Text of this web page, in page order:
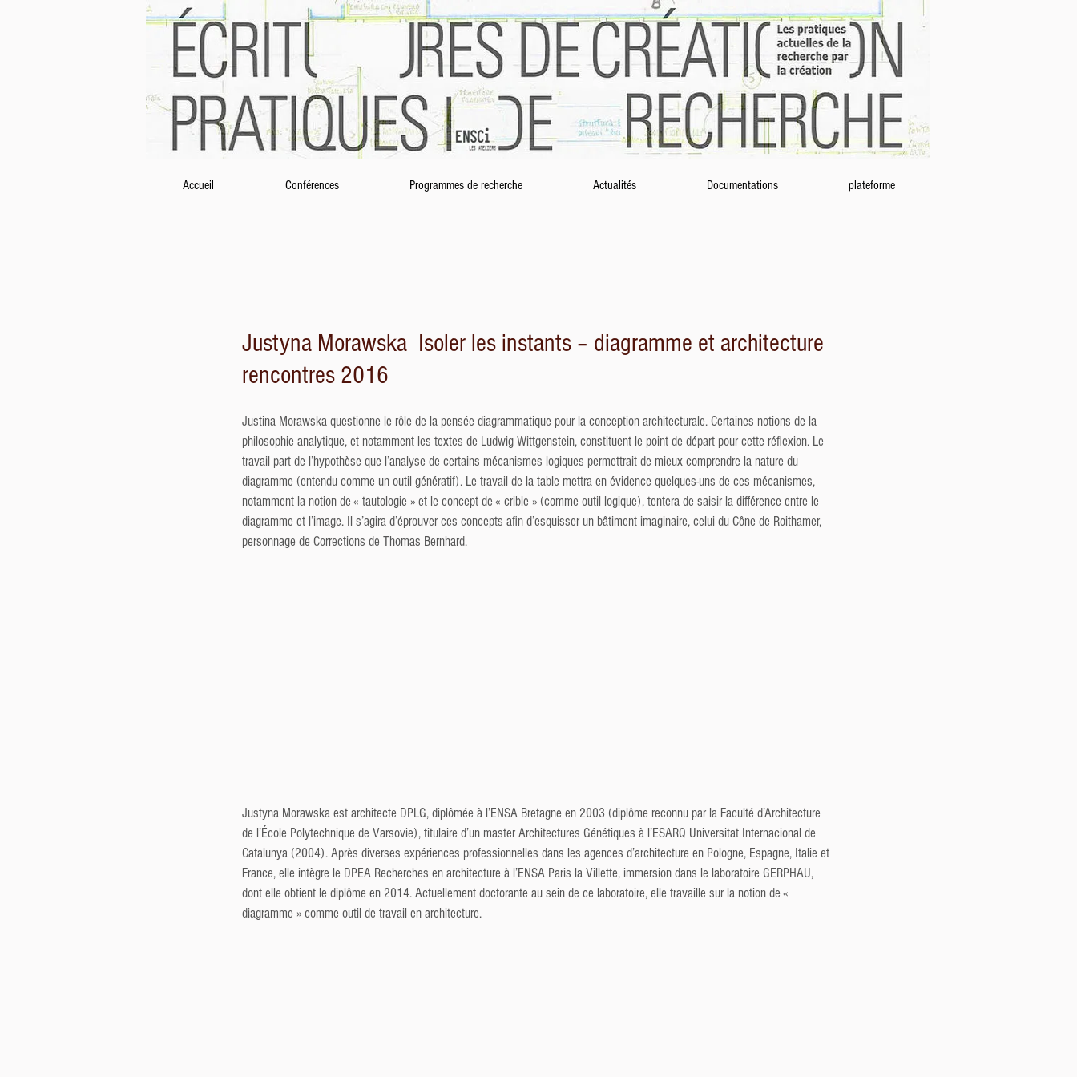
Accueil Conférences Programmes de recherche Actualités Documentations plateforme
Justyna Morawska Isoler les instants – diagramme et architecture
rencontres 2016
Justina Morawska questionne le rôle de la pensée diagrammatique pour la conception architecturale. Certaines notions de la
philosophie analytique, et notamment les textes de Ludwig Wittgenstein, constituent le point de départ pour cette réflexion. Le
travail part de l’hypothèse que l’analyse de certains mécanismes logiques permettrait de mieux comprendre la nature du
diagramme (entendu comme un outil génératif). Le travail de la table mettra en évidence quelques-uns de ces mécanismes,
notamment la notion de « tautologie » et le concept de « crible » (comme outil logique), tentera de saisir la différence entre le
diagramme et l’image. Il s’agira d’éprouver ces concepts afin d’esquisser un bâtiment imaginaire, celui du Cône de Roithamer,
personnage de Corrections de Thomas Bernhard.
Justyna Morawska est architecte DPLG, diplômée à l’ENSA Bretagne en 2003 (diplôme reconnu par la Faculté d’Architecture
de l’École Polytechnique de Varsovie), titulaire d’un master Architectures Génétiques à l’ESARQ Universitat Internacional de
Catalunya (2004). Après diverses expériences professionnelles dans les agences d’architecture en Pologne, Espagne, Italie et
France, elle intègre le DPEA Recherches en architecture à l’ENSA Paris la Villette, immersion dans le laboratoire GERPHAU,
dont elle obtient le diplôme en 2014. Actuellement doctorante au sein de ce laboratoire, elle travaille sur la notion de «
diagramme » comme outil de travail en architecture.